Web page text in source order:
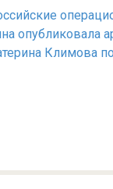
опубликовала
Климова